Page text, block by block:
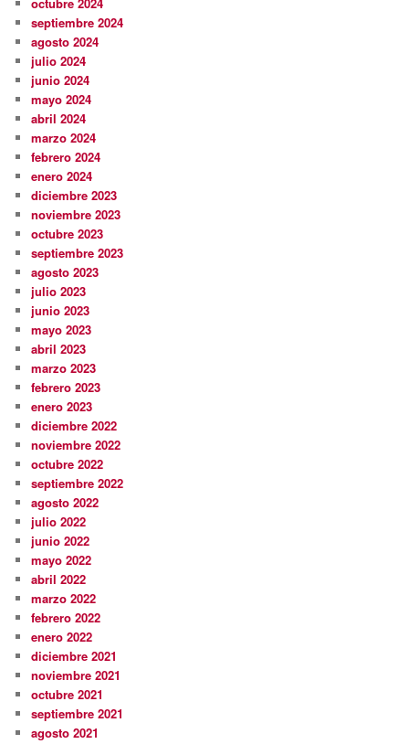
septiembre 2024
agosto 2024
julio 2024
junio 2024
mayo 2024
abril 2024
marzo 2024
febrero 2024
enero 2024
diciembre 2023
noviembre 2023
octubre 2023
septiembre 2023
agosto 2023
julio 2023
junio 2023
mayo 2023
abril 2023
marzo 2023
febrero 2023
enero 2023
diciembre 2022
noviembre 2022
octubre 2022
septiembre 2022
agosto 2022
julio 2022
junio 2022
mayo 2022
abril 2022
marzo 2022
febrero 2022
enero 2022
diciembre 2021
noviembre 2021
octubre 2021
septiembre 2021
agosto 2021